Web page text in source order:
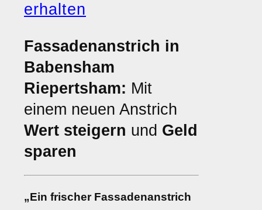
erhalten
Fassadenanstrich in
Babensham
Riepertsham: Mit
einem neuen Anstrich
Wert steigern und Geld
sparen
„Ein frischer Fassadenanstrich